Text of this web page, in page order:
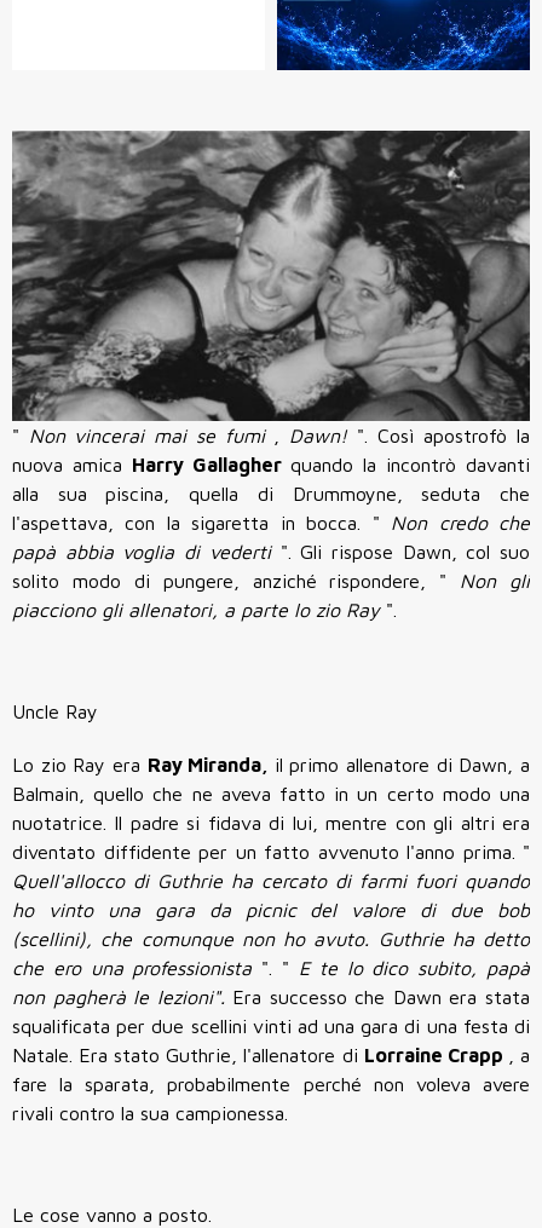
" Non vincerai mai se fumi Dawn! ". Così apostrofò la
nuova amica Harry Gallagher quando la incontrò davanti
alla sua piscina, quella di Drummoyne, seduta che
l'aspettava, con la sigaretta in bocca. " Non credo che
papà abbia voglia di vederti ". Gli rispose Dawn, col suo
solito modo di pungere, anziché rispondere, " Non gli
piacciono gli allenatori, a parte lo zio Ray ".
Uncle Ray
Lo zio Ray era Ray Miranda, il primo allenatore di Dawn, a
Balmain, quello che ne aveva fatto in un certo modo una
nuotatrice. Il padre si fidava di lui, mentre con gli altri era
diventato diffidente per un fatto avvenuto l'anno prima. "
Quell'allocco di Guthrie ha cercato di farmi fuori quando
ho vinto una gara da picnic del valore di due bob
(scellini), che comunque non ho avuto. Guthrie ha detto
che ero una professionista ". " E te lo dico subito, papà
non pagherà le lezioni". Era successo che Dawn era stata
squalificata per due scellini vinti ad una gara di una festa di
Natale. Era stato Guthrie, l'allenatore di Lorraine Crapp
, a
fare la sparata, probabilmente perché non voleva avere
rivali contro la sua campionessa.
Le cose vanno a posto.